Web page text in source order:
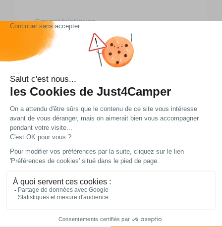
Caractéristiques
Longueur : - cm
Hauteur : - cm
Poids net : 0,26 kg
EAN : 3700628222545
Livraison et retour